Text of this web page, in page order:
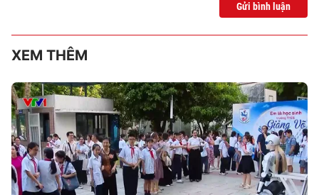
Gửi bình luận
XEM THÊM